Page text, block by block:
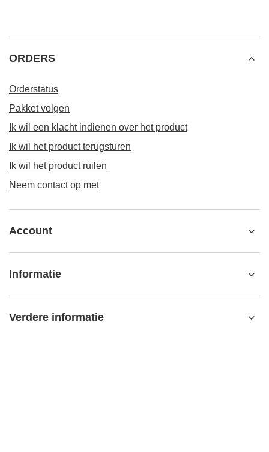
ORDERS
Orderstatus
Pakket volgen
Ik wil een klacht indienen over het product
Ik wil het product terugsturen
Ik wil het product ruilen
Neem contact op met
Account
Informatie
Verdere informatie